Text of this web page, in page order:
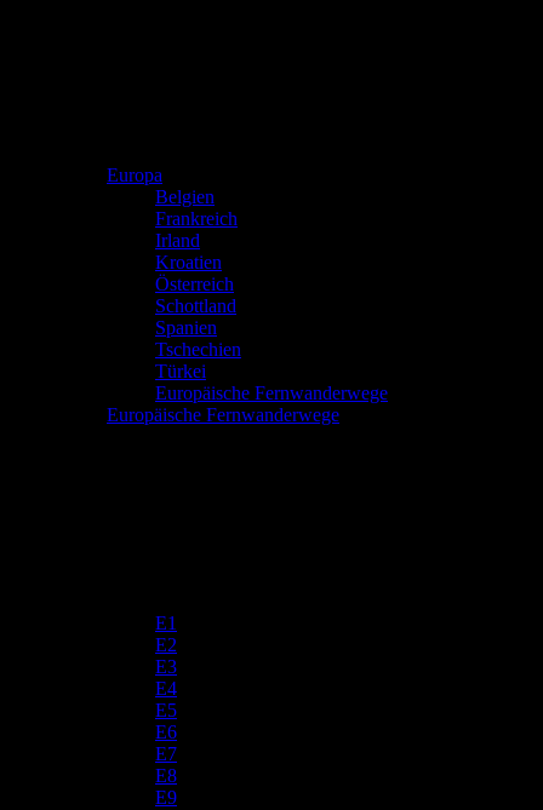
Europa
Belgien
Frankreich
Irland
Kroatien
Österreich
Schottland
Spanien
Tschechien
Türkei
Europäische Fernwanderwege
Europäische Fernwanderwege
E1
E2
E3
E4
E5
E6
E7
E8
E9